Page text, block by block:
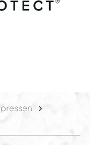
enthält 0